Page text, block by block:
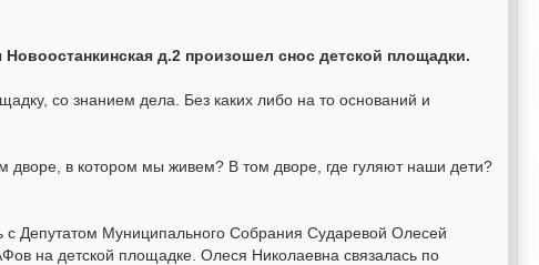
д.2 произошел снос детской площадки.
со знанием дела. Без каких либо на то оснований и
в котором мы живем? В том дворе, где гуляют наши дети?
с Депутатом Муниципального Собрания Сударевой Олесей
на детской площадке. Олеся Николаевна связалась по